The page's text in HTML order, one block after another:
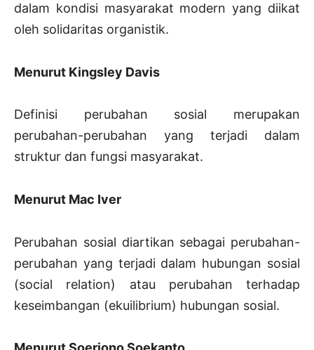
dalam kondisi masyarakat modern yang diikat
oleh solidaritas organistik.
Menurut Kingsley Davis
Definisi perubahan sosial merupakan
perubahan-perubahan yang terjadi dalam
struktur dan fungsi masyarakat.
Menurut Mac Iver
Perubahan sosial diartikan sebagai perubahan-
perubahan yang terjadi dalam hubungan sosial
(social relation) atau perubahan terhadap
keseimbangan (ekuilibrium) hubungan sosial.